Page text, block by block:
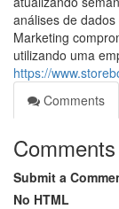
análises de
Marketing
utilizando uma
https://
Comments
Comments
Submit a
No HTML